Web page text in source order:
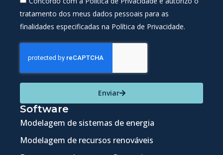
tratamento dos meus dados pessoais para as
finalidades especificadas na Política de Privacidade.
Enviar
Software
Modelagem de sistemas de energia
Modelagem de recursos renováveis